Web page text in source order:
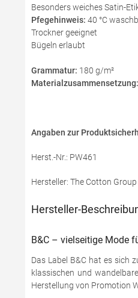
Besonders weiches Satin-
Pfegehinweis: 40 °C
Trockner geeignet
Bügeln erlaubt
Grammatur: 180 g/m²
Materialzusammensetzung:
Angaben zur
Herst.-Nr.: PW461
Hersteller: The Cotton
Hersteller-
B&C – vielseitige Mode
Das Label B&C hat es sich
klassischen und
Herstellung von Promotion